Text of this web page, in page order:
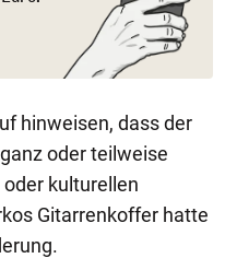
hinweisen, dass der
oder teilweise
kulturellen
Gitarrenkoffer hatte